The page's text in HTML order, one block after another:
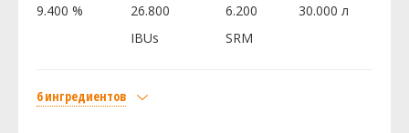
Посмотреть рецепт полностью
9.400 %
26.800
IBUs
6.200
SRM
30.000 л
6 ингредиентов